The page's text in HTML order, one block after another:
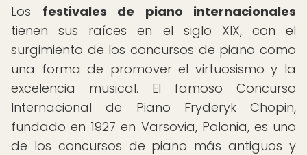
Los festivales de piano internacionales
tienen sus raíces en el siglo XIX, con el
surgimiento de los concursos de piano como
una forma de promover el virtuosismo y la
excelencia musical. El famoso Concurso
Internacional de Piano Fryderyk Chopin,
fundado en 1927 en Varsovia, Polonia, es uno
de los concursos de piano más antiguos y